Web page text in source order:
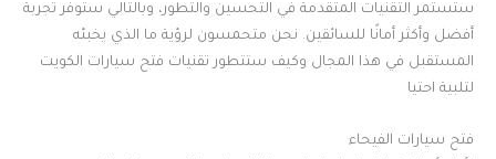
ستستمر التقنيات المتقدمة في التحسين والتطور، وبالتالي ستوفر تجربة
أفضل وأكثر أمانًا للسائقين. نحن متحمسون لرؤية ما الذي يخبئه
المستقبل في هذا المجال وكيف ستتطور تقنيات فتح سيارات الكويت
لتلبية احتيا
فتح سيارات الفيحاء